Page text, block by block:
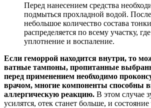
Перед нанесением средства
подмыться прохладной водой.
небольшое количество состава
распределяется по всему участку,
уплотнение и воспаление.
Если геморрой находится внутри, то
ватные тампоны, пропитанные
перед применением необходимо
врачом, многие компоненты способны
аллергическую реакцию. В этом случае
усилятся, отек станет больше, и